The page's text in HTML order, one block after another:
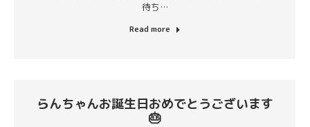
待ち…
Read more
らんちゃんお誕生日おめでとうございます
🎂